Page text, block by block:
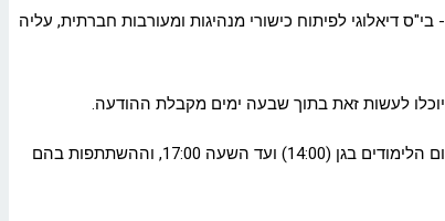
דיאלוגי לפיתוח כישורי מנהיגות ומעורבות חברתית, עליה
לעשות זאת בתוך שבעה ימים מקבלת ההודעה.
הרישום לצהרונים בגני הילדים יתקיים במקביל לרישום לגני הילדים, באמצעות אתר הצהרונים של רשת המתנ"סים. הצהרונים בעיר פועלים מיד עם סיום יום הלימודים בגן (14:00) ועד השעה 17:00, וההשתתפות בהם